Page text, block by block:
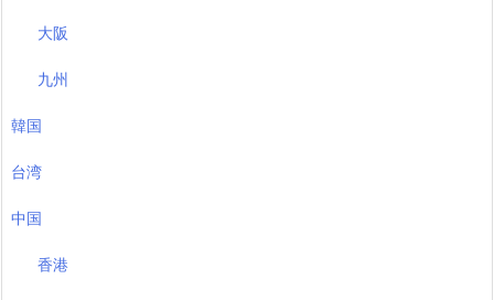
大阪
九州
韓国
台湾
中国
香港